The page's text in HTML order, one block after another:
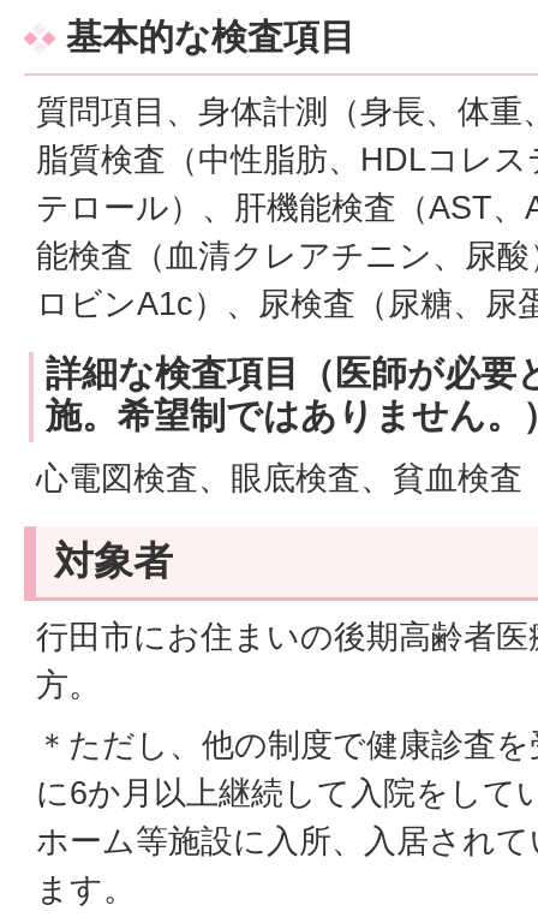
基本的な検査項目
質問項目、身体計測（身長、体重
脂質検査（中性脂肪、HDLコレ
テロール）、肝機能検査（AST、
能検査（血清クレアチニン、尿
ロビンA1c）、尿検査（尿糖、尿
詳細な検査項目（医師が必要
施。希望制ではありません。
心電図検査、眼底検査、貧血検査
対象者
行田市にお住まいの後期高齢者
方。
＊ただし、他の制度で健康診査
に6か月以上継続して入院をして
ホーム等施設に入所、入居され
ます。